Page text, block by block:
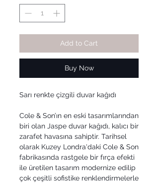
Add to Cart
Buy Now
Sarı renkte çizgili duvar kağıdı
Cole & Son’ın en eski tasarımlarından
biri olan Jaspe duvar kağıdı, kalıcı bir
zarafet havasına sahiptir. Tarihsel
olarak Kuzey Londra'daki Cole & Son
fabrikasında rastgele bir fırça efekti
ile üretilen tasarım modernize edilip
çok çeşitli sofistike renklendirmelerle